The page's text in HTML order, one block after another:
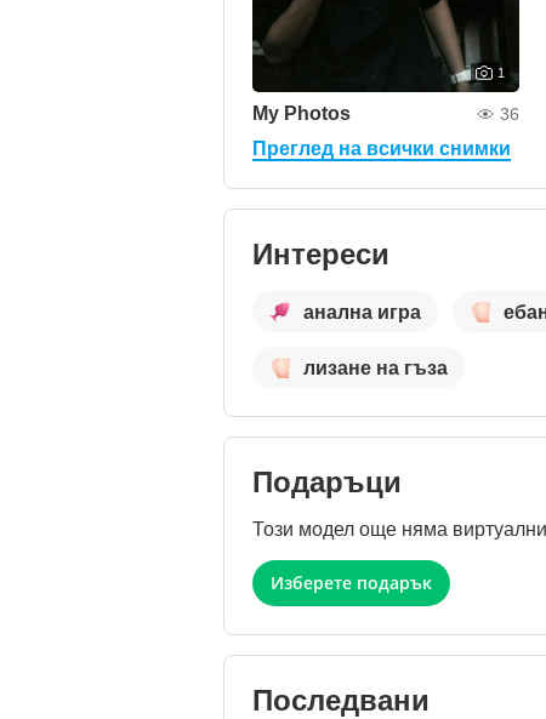
1
My Photos 36
Преглед на всички снимки
Интереси
анална игра
лизане на гъза
Подаръци
Този модел още няма
Изберете подарък
Последвани